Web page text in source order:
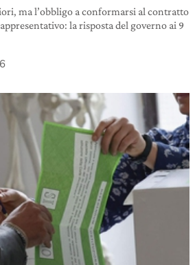
ma l’obbligo a conformarsi al contratto
la risposta del governo ai 9